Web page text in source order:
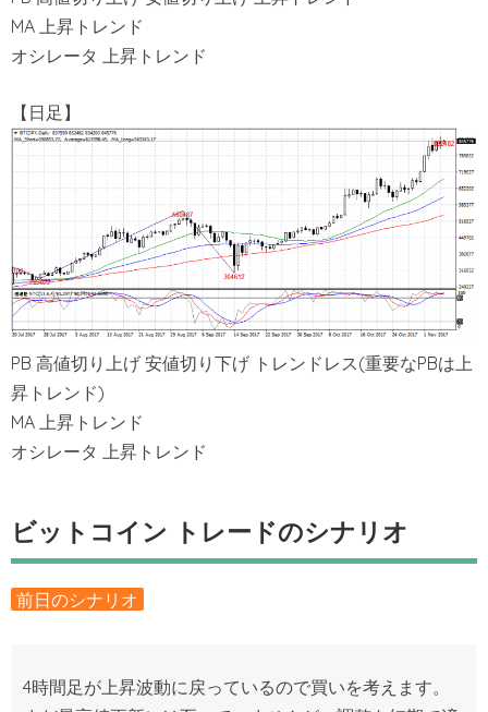
MA 上昇トレンド
オシレータ 上昇トレンド
【日足】
PB 高値切り上げ 安値切り下げ トレンドレス(重要なPBは上
昇トレンド)
MA 上昇トレンド
オシレータ 上昇トレンド
ビットコイン トレードのシナリオ
前日のシナリオ
4時間足が上昇波動に戻っているので買いを考えます。